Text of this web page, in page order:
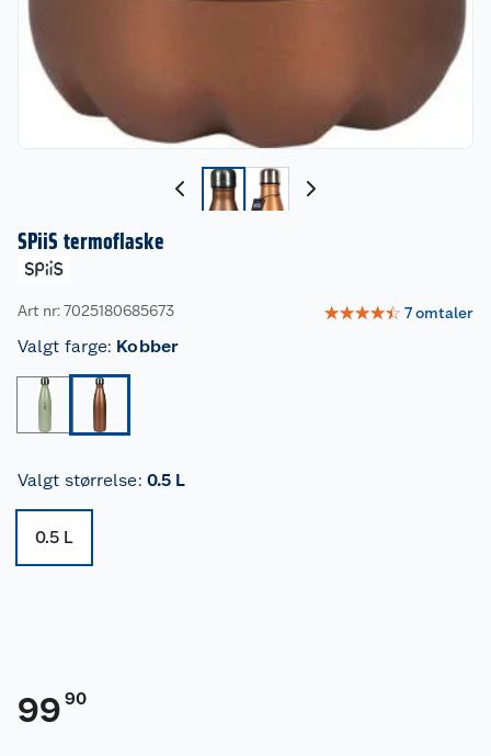
SPiiS termoflaske
Art nr: 7025180685673 ☆☆☆☆☆ 7omtaler
Valgt farge: Kobber
Valgt størrelse: 0.5 L
0.5 L
99 90